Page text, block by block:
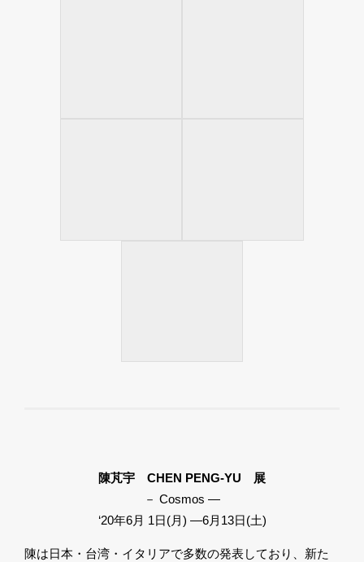
陳芃宇 CHEN PENG-YU 展
－ Cosmos ―
‘20年6月 1日(月) ―6月13日(土)
陳は日本・台湾・イタリアで多数の発表しており、新た